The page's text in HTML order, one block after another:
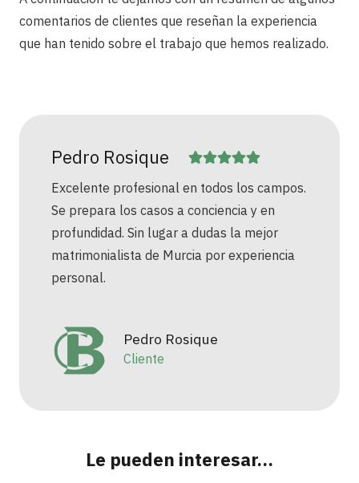
comentarios de clientes que reseñan la experiencia
que han tenido sobre el trabajo que hemos realizado.
Pedro Rosique
Excelente profesional en todos los campos.
Se prepara los casos a conciencia y en
profundidad. Sin lugar a dudas la mejor
matrimonialista de Murcia por experiencia
personal.
Pedro Rosique
Cliente
Le pueden interesar…